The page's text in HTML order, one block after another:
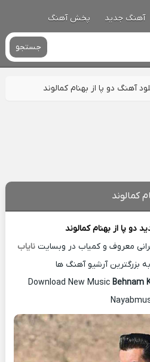
آهنگ جدید پخش آهنگ
جستجو
آهنگ دو پا از بهنام کمالوند
کمالوند
دو پا از بهنام کمالوند
معروف و کمیاب در وبسایت نایاب
بزرگترین آرشیو آهنگ ها
Download New Music Behnam